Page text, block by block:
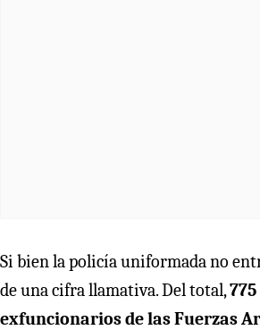
Si bien la policía uniformada no
de una cifra llamativa. Del total,
exfuncionarios de las Fuerzas